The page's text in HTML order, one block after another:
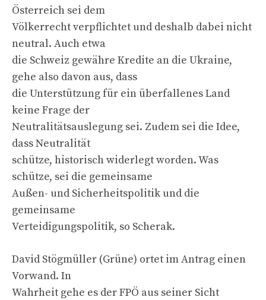
Österreich sei dem
Völkerrecht verpflichtet und deshalb dabei nicht
neutral. Auch etwa
die Schweiz gewähre Kredite an die Ukraine,
gehe also davon aus, dass
die Unterstützung für ein überfallenes Land
keine Frage der
Neutralitätsauslegung sei. Zudem sei die Idee,
dass Neutralität
schütze, historisch widerlegt worden. Was
schütze, sei die gemeinsame
Außen- und Sicherheitspolitik und die
gemeinsame
Verteidigungspolitik, so Scherak.
David Stögmüller (Grüne) ortet im Antrag einen
Vorwand. In
Wahrheit gehe es der FPÖ aus seiner Sicht